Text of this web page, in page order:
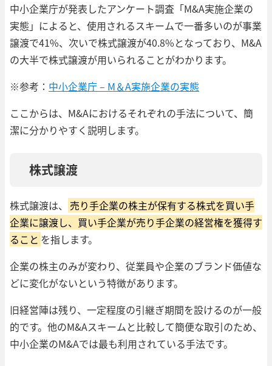
中小企業庁が発表したアンケート調査「M&A実施企業の
実態」によると、使用されるスキームで一番多いのが事業
譲渡で41%、次いで株式譲渡が40.8%となっており、M&A
の大半で株式譲渡が用いられることがわかります。
※参考： 中小企業庁 – M＆A実施企業の実態
ここからは、M&Aにおけるそれぞれの手法について、簡
潔に分かりやすく説明します。
株式譲渡
株式譲渡は、
売り手企業の株主が保有する株式を買い手
企業に譲渡し、買い手企業が売り手企業の経営権を獲得す
ること を指します。
企業の株主のみが変わり、従業員や企業のブランド価値な
どに変化がないという特徴があります。
旧経営陣は残り、一定程度の引継ぎ期間を設けるのが一般
的です。他のM&Aスキームと比較して簡便な取引のため、
中小企業のM&Aでは最も利用されている手法です。